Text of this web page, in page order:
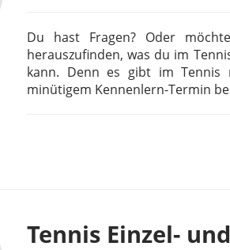
Du hast Fragen? Oder
herauszufinden, was du im
kann. Denn es gibt im Tennis
minütigem Kennenlern-Termin
Tennis Einzel-